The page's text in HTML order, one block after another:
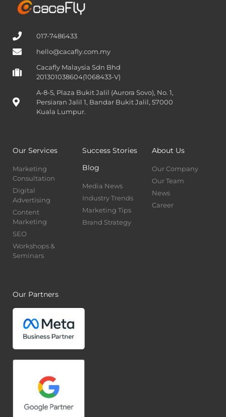
017-7486433
hello@cacafly.com.my
Cacafly Malaysia Sdn Bhd
201301038604(1068433-V)
A-8-5, Plaza Bukit Jalil (Aurora Sovo), No. 1,
Persiaran Jalil 1, Bandar Bukit Jalil, 57000
Kuala Lumpur.
Our Services
Marketing
Consultation
Digital
Advertising
Content
Marketing
SEO
Workshops &
Seminars
Success Stories
Blog
Media News
Industry Trends
Marketing Tips
Brand Strategy
About Us
Our Company
Our Team
News
Career
Our Partners